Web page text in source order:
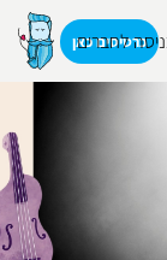
כרטיסים כאן
לחברים